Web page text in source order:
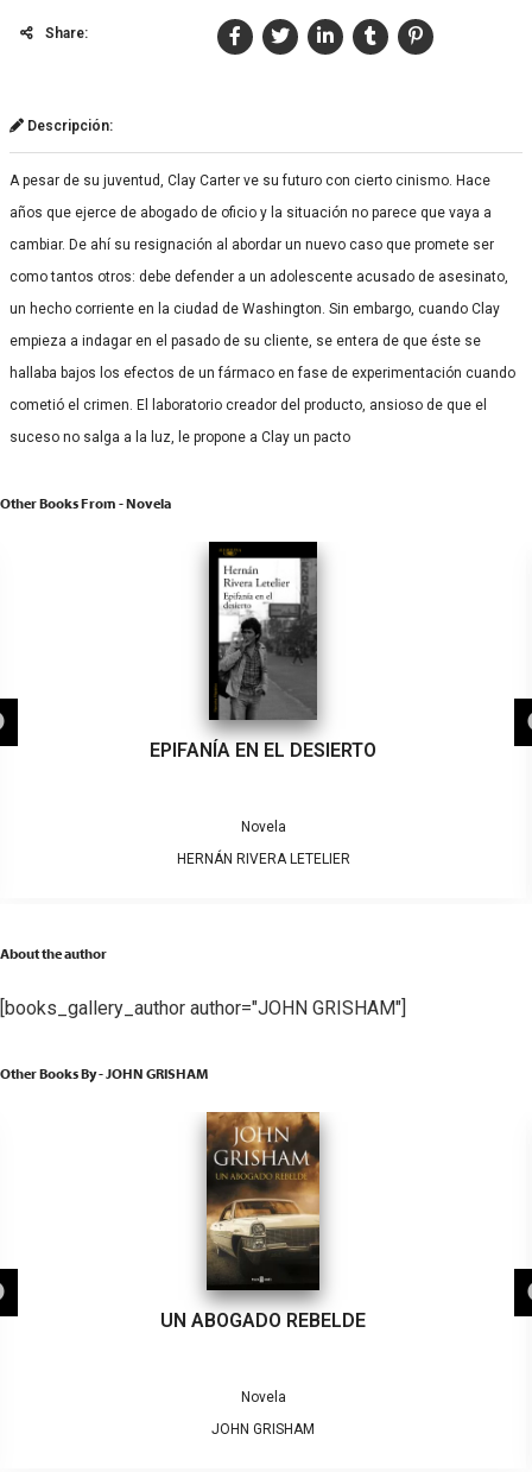
Share:
Descripción:
A pesar de su juventud, Clay Carter ve su futuro con cierto cinismo. Hace
años que ejerce de abogado de oficio y la situación no parece que vaya a
cambiar. De ahí su resignación al abordar un nuevo caso que promete ser
como tantos otros: debe defender a un adolescente acusado de asesinato,
un hecho corriente en la ciudad de Washington. Sin embargo, cuando Clay
empieza a indagar en el pasado de su cliente, se entera de que éste se
hallaba bajos los efectos de un fármaco en fase de experimentación cuando
cometió el crimen. El laboratorio creador del producto, ansioso de que el
suceso no salga a la luz, le propone a Clay un pacto
Other Books From - Novela
EPIFANÍA EN EL DESIERTO
Novela
HERNÁN RIVERA LETELIER
About the author
[books_gallery_author author="JOHN GRISHAM"]
Other Books By - JOHN GRISHAM
UN ABOGADO REBELDE
Novela
JOHN GRISHAM